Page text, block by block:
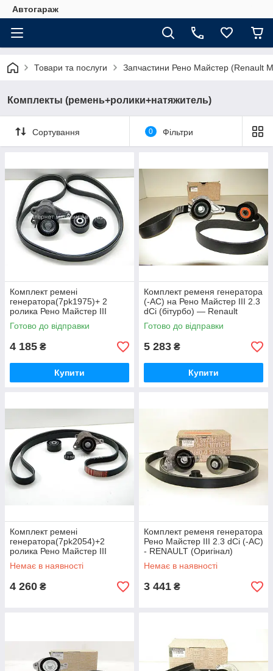
Автогараж
Товари та послуги Запчастини Рено Майстер (Renault
Комплекты (ремень+ролики+натяжитель)
Сортування 0 Фільтри
Комплект ремені
генератора(7pk1975)+ 2
ролика Рено Майстер III
(+АС)10-> 2.3 dCi — Renault
(Оригінал)
Готово до відправки
4 185 ₴
Купити
Комплект ременя генератора
(-AC) на Рено Майстер III 2.3
dCi (бітурбо) — Renault
(Оригінал) 117201902R
Готово до відправки
5 283 ₴
Купити
Комплект ремені
генератора(7pk2054)+2
ролика Рено Майстер III
(+АС) 10-> 2.3 dCi — Renault
117207736R
Немає в наявності
4 260 ₴
Комплект ременя генератора
Рено Майстер III 2.3 dCi (-AC)
- RENAULT (Оригінал)
117209956R
Немає в наявності
3 441 ₴